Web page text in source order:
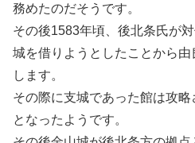
務めたのだそうです。
その後1583年頃、後北条氏が
城を借りようとしたことから
します。
その際に支城であった館は攻
となったようです。